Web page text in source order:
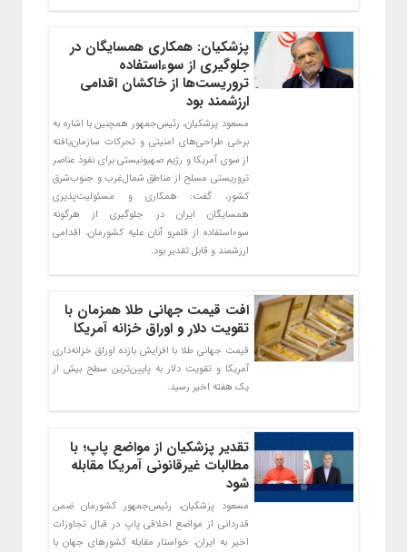
پزشکیان: همکاری همسایگان در
جلوگیری از سوءاستفاده
تروریست‌ها از خاکشان اقدامی
ارزشمند بود
مسعود پزشکیان، رئیس‌جمهور همچنین با اشاره به
برخی طراحی‌های امنیتی و تحرکات سازمان‌یافته
از سوی آمریکا و رژیم صهیونیستی برای نفوذ عناصر
تروریستی مسلح از مناطق شمال‌غرب و جنوب‌شرق
کشور، گفت: همکاری و مسئولیت‌پذیری
همسایگان ایران در جلوگیری از هرگونه
سوءاستفاده از قلمرو آنان علیه کشورمان، اقدامی
ارزشمند و قابل تقدیر بود.
افت قیمت جهانی طلا همزمان با
تقویت دلار و اوراق خزانه آمریکا
قیمت جهانی طلا با افزایش بازده اوراق خزانه‌داری
آمریکا و تقویت دلار به پایین‌ترین سطح بیش از
یک هفته اخیر رسید.
تقدیر پزشکیان از مواضع پاپ؛ با
مطالبات غیرقانونی آمریکا مقابله
شود
مسعود پزشکیان، رئیس‌جمهور کشورمان ضمن
قدردانی از مواضع اخلاقی پاپ در قبال تجاوزات
اخیر به ایران، خواستار مقابله کشورهای جهان با